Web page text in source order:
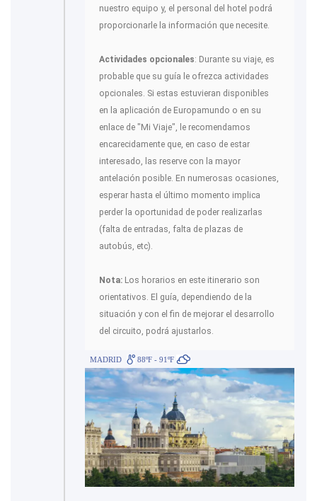
nuestro equipo y, el personal del hotel podrá
proporcionarle la información que necesite.
Actividades opcionales: Durante su viaje, es
probable que su guía le ofrezca actividades
opcionales. Si estas estuvieran disponibles
en la aplicación de Europamundo o en su
enlace de "Mi Viaje", le recomendamos
encarecidamente que, en caso de estar
interesado, las reserve con la mayor
antelación posible. En numerosas ocasiones,
esperar hasta el último momento implica
perder la oportunidad de poder realizarlas
(falta de entradas, falta de plazas de
autobús, etc).
Nota: Los horarios en este itinerario son
orientativos. El guía, dependiendo de la
situación y con el fin de mejorar el desarrollo
del circuito, podrá ajustarlos.
MADRID 88ºF - 91ºF